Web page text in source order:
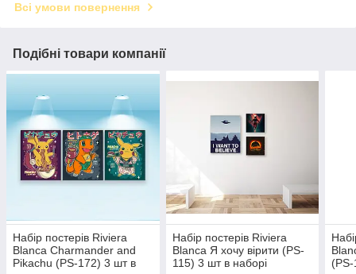
Всі умови повернення
Подібні товари компанії
Набір постерів Riviera
Blanca Charmander and
Pikachu (PS-172) 3 шт в
Набір постерів Riviera
Blanca Я хочу вірити (PS-
115) 3 шт в наборі